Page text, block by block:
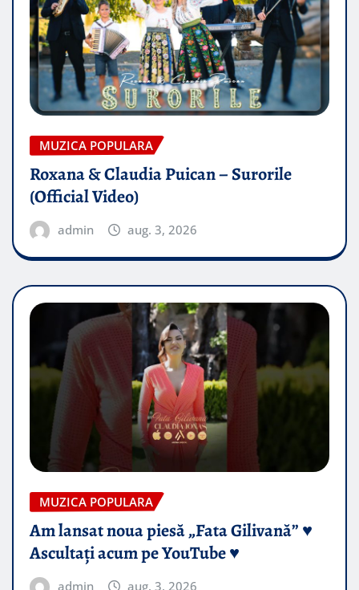
MUZICA POPULARA
Roxana & Claudia Puican – Surorile
(Official Video)
admin aug. 3, 2026
MUZICA POPULARA
Am lansat noua piesă „Fata Gilivană” ♥️
Ascultați acum pe YouTube ♥️
admin aug. 3, 2026